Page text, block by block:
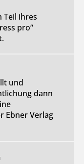
Teil ihres
pro“
und
dann
Ebner Verlag